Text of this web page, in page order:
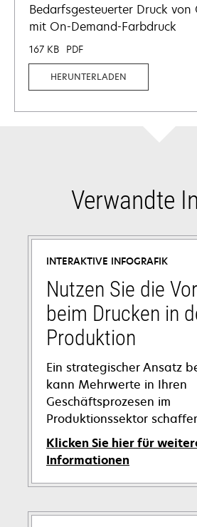
Bedarfsgesteuerter Druck von
mit On-Demand-Farbdruck
167 KB PDF
HERUNTERLADEN
Verwandte
INTERAKTIVE INFOGRAFIK
Nutzen Sie die
beim Drucken in
Produktion
Ein strategischer Ansatz
kann Mehrwerte in Ihren
Geschäftsprozesen im
Produktionssektor
Klicken Sie hier für
Informationen